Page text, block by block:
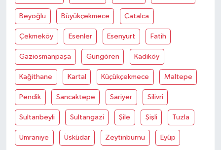
Beyoğlu Büyükçekmece Çatalca
Çekmeköy Esenler Esenyurt Fatih
Gaziosmanpaşa Güngören Kadiköy
Kağithane Kartal Küçükçekmece Maltepe
Pendik Sancaktepe Sariyer Silivri
Sultanbeyli Sultangazi Şile Şişli Tuzla
Ümraniye Üsküdar Zeytinburnu Eyüp